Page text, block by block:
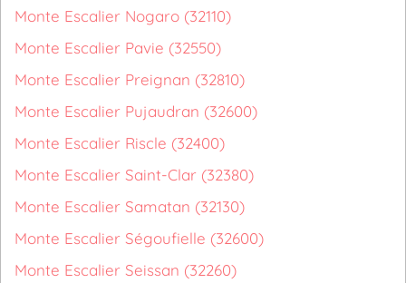
Monte Escalier Nogaro (32110)
Monte Escalier Pavie (32550)
Monte Escalier Preignan (32810)
Monte Escalier Pujaudran (32600)
Monte Escalier Riscle (32400)
Monte Escalier Saint-Clar (32380)
Monte Escalier Samatan (32130)
Monte Escalier Ségoufielle (32600)
Monte Escalier Seissan (32260)